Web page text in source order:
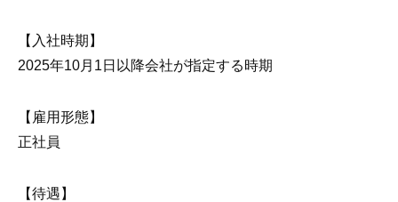
【入社時期】
2025年10月1日以降会社が指定する時期
【雇用形態】
正社員
【待遇】